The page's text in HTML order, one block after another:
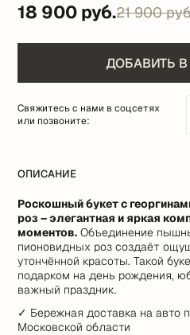
18 900 руб.21 900
ДОБАВИТЬ
Свяжитесь с нами в соцсетях
или позвоните:
ОПИСАНИЕ
Роскошный букет с
роз – элегантная и яркая
моментов. Объединение
пионовидных роз создаёт
утончённой красоты. Такой
подарком на день рождения,
важный праздник.
✓ Бережная доставка на авто
Московской области